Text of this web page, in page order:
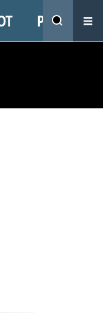
PROMO